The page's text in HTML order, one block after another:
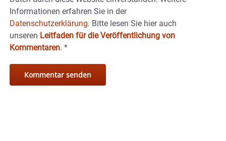
Informationen erfahren Sie in der
Datenschutzerklärung. Bitte lesen Sie hier auch
unseren Leitfaden für die Veröffentlichung von
Kommentaren. *